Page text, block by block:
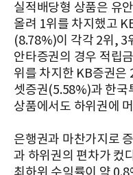
실적배당형 상품은 유
올려 1위를 차지했고
(8.78%)이 각각 2위, 3
안타증권의 경우 적립
위를 차지한 KB증권은
셋증권(5.58%)과 한국
상품에서도 하위권에
은행권과 마찬가지로
과 하위권의 편차가 컸